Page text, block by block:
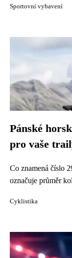
Sportovní vybavení
Pánské
pro vaše
Co znamená číslo
označuje průměr
Cyklistika